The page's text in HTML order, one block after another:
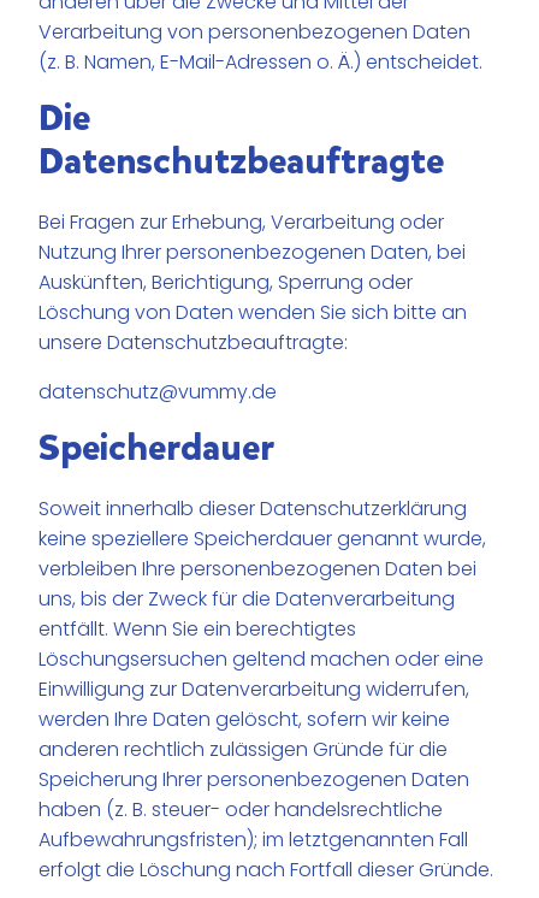
Verarbeitung von personenbezogenen Daten
(z. B. Namen, E-Mail-Adressen o. Ä.) entscheidet.
Die
Datenschutzbeauftragte
Bei Fragen zur Erhebung, Verarbeitung oder
Nutzung Ihrer personenbezogenen Daten, bei
Auskünften, Berichtigung, Sperrung oder
Löschung von Daten wenden Sie sich bitte an
unsere Datenschutzbeauftragte:
datenschutz@vummy.de
Speicherdauer
Soweit innerhalb dieser Datenschutzerklärung
keine speziellere Speicherdauer genannt wurde,
verbleiben Ihre personenbezogenen Daten bei
uns, bis der Zweck für die Datenverarbeitung
entfällt. Wenn Sie ein berechtigtes
Löschungsersuchen geltend machen oder eine
Einwilligung zur Datenverarbeitung widerrufen,
werden Ihre Daten gelöscht, sofern wir keine
anderen rechtlich zulässigen Gründe für die
Speicherung Ihrer personenbezogenen Daten
haben (z. B. steuer- oder handelsrechtliche
Aufbewahrungsfristen); im letztgenannten Fall
erfolgt die Löschung nach Fortfall dieser Gründe.